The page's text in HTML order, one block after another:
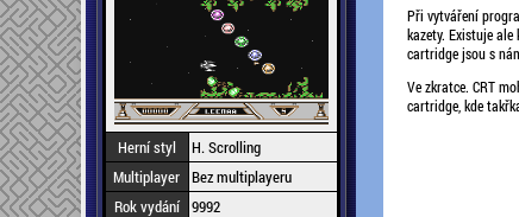
Herní styl
H. Scrolling
Multiplayer Bez multiplayeru
Rok vydání 9992
Při vytváření
kazety. Existuje
cartridge jsou s
Ve zkratce. CRT
cartridge, kde